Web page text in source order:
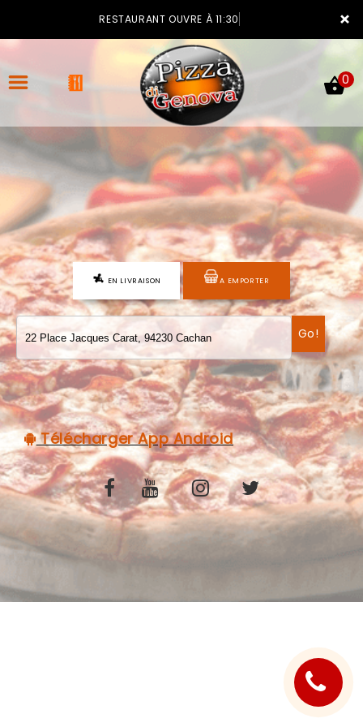
×
RESTAURANT OUVRE À 11:30
ACCUEIL
LA CARTE
VOTRE COMPTE
NOTRE RESTAURANT
VOS AVIS
MENTIONS LÉGALES
C.G.V
0
EN LIVRAISON A EMPORTER
Go!
Télécharger App Android